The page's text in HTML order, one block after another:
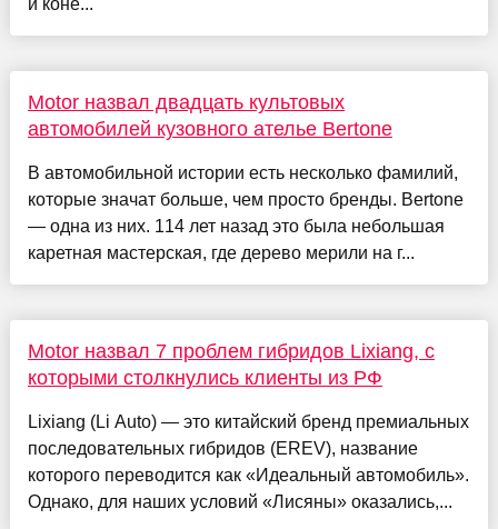
и коне...
Motor назвал двадцать культовых
автомобилей кузовного ателье Bertone
В автомобильной истории есть несколько фамилий,
которые значат больше, чем просто бренды. Bertone
— одна из них. 114 лет назад это была небольшая
каретная мастерская, где дерево мерили на г...
Motor назвал 7 проблем гибридов Lixiang, с
которыми столкнулись клиенты из РФ
Lixiang (Li Auto) — это китайский бренд премиальных
последовательных гибридов (EREV), название
которого переводится как «Идеальный автомобиль».
Однако, для наших условий «Лисяны» оказались,...